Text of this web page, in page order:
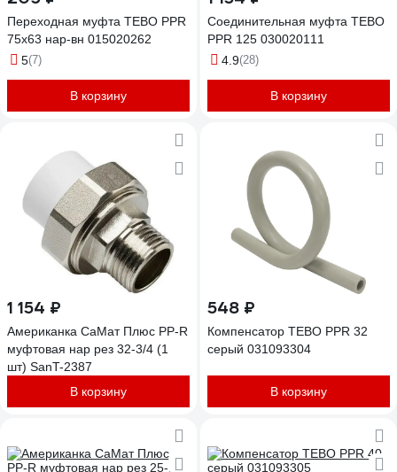
Переходная муфта TEBO PPR
75x63 нар-вн 015020262
5(7)
В корзину
Соединительная муфта TEBO
PPR 125 030020111
4.9(28)
В корзину
1 154 ₽
Американка СаМат Плюс PP-R
муфтовая нар рез 32-3/4 (1
шт) SanT-2387
В корзину
548 ₽
Компенсатор TEBO PPR 32
серый 031093304
В корзину